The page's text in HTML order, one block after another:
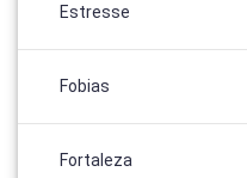
Estresse
Fobias
Fortaleza